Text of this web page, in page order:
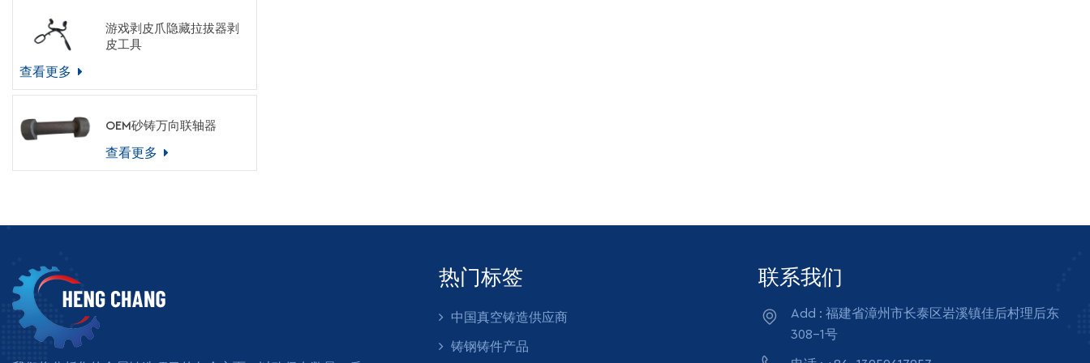
游戏剥皮爪隐藏拉拔器剥
皮工具
查看更多
OEM砂铸万向联轴器
查看更多
热门标签
中国真空铸造供应商
铸钢铸件产品
联系我们
Add : 福建省漳州市长泰区岩溪镇佳后村理后东
308-1号